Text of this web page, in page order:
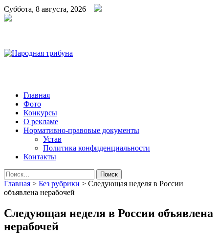
Суббота, 8 августа, 2026
Народная трибуна
Калининская районная газета
Главная
Фото
Конкурсы
О рекламе
Нормативно-правовые документы
Устав
Политика конфиденциальности
Контакты
Найти:
Главная > Без рубрики > Следующая неделя в России
объявлена нерабочей
Следующая неделя в России объявлена
нерабочей